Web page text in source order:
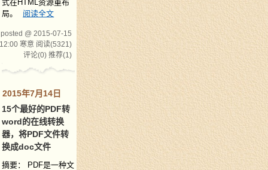
式在HTML资源重布
局。
阅读全文
posted @ 2015-07-15
寒意 阅读(5321)
评论(0) 推荐(1)
2015年7月14日
15个最好的PDF转
word的在线转换
器，将PDF文件转
换成doc文件
摘要： PDF是一种文